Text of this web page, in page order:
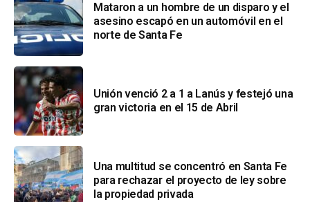
Mataron a un hombre de un disparo y el
asesino escapó en un automóvil en el
norte de Santa Fe
Unión venció 2 a 1 a Lanús y festejó una
gran victoria en el 15 de Abril
Una multitud se concentró en Santa Fe
para rechazar el proyecto de ley sobre
la propiedad privada